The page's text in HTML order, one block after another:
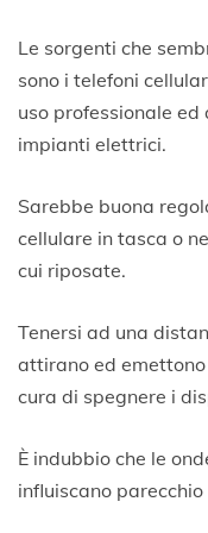
Le sorgenti che
sono i telefoni
uso professionale ed
impianti elettrici.
Sarebbe buona
cellulare in tasca o
cui riposate.
Tenersi ad una
attirano ed
cura di spegnere i
È indubbio che le
influiscano